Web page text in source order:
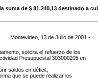
suma de $ 81.240,13 destinado a
Montevideo, 13 de Julio de 2001 .-
solicita el refuerzo de los
Presupuestal 303000205 en
saldos en déficit;
que se puede realizar los